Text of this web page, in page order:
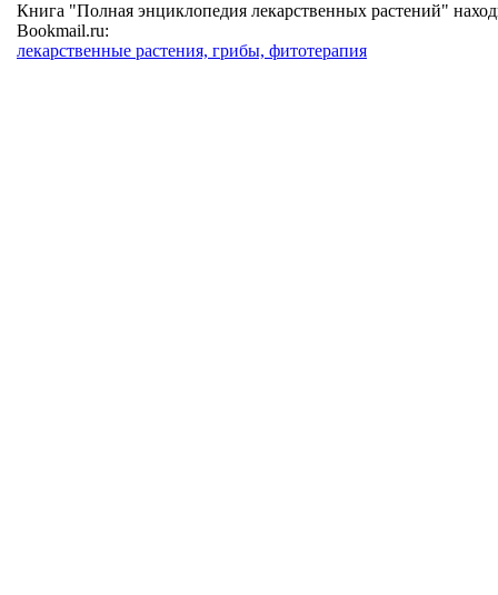
Книга "Полная энциклопедия лекарственных растений"
Bookmail.ru:
лекарственные растения, грибы, фитотерапия